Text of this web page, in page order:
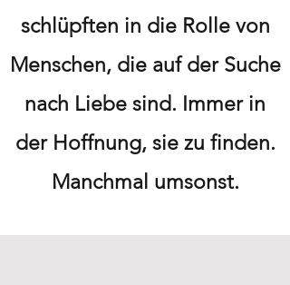
schlüpften in die Rolle von
Menschen, die auf der Suche
nach Liebe sind. Immer in
der Hoffnung, sie zu finden.
Manchmal umsonst.